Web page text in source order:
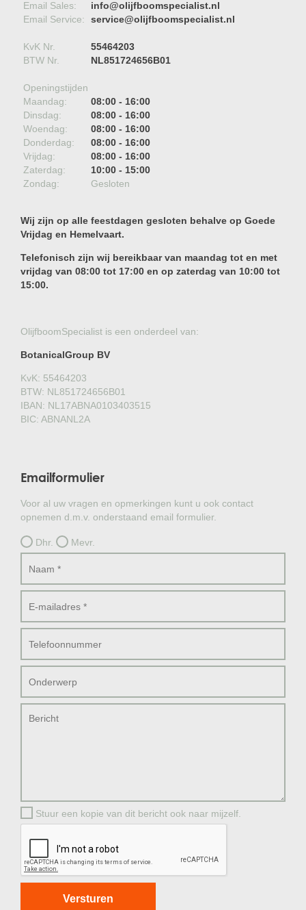
Email Sales:
info@olijfboomspecialist.nl
Email Service:
service@olijfboomspecialist.nl
KvK Nr.
55464203
BTW Nr.
NL851724656B01
Openingstijden
Maandag:
08:00 - 16:00
Dinsdag:
08:00 - 16:00
Woendag:
08:00 - 16:00
Donderdag:
08:00 - 16:00
Vrijdag:
08:00 - 16:00
Zaterdag:
10:00 - 15:00
Zondag:
Gesloten
Wij zijn op alle feestdagen gesloten behalve op Goede
Vrijdag en Hemelvaart.
Telefonisch zijn wij bereikbaar van maandag tot en met
vrijdag van 08:00 tot 17:00 en op zaterdag van 10:00 tot
15:00.
OlijfboomSpecialist is een onderdeel van:
BotanicalGroup BV
KvK: 55464203
BTW: NL851724656B01
IBAN: NL17ABNA0103403515
BIC: ABNANL2A
Emailformulier
Voor al uw vragen en opmerkingen kunt u ook contact
opnemen d.m.v. onderstaand email formulier.
Dhr. Mevr.
Stuur een kopie van dit bericht ook naar mijzelf.